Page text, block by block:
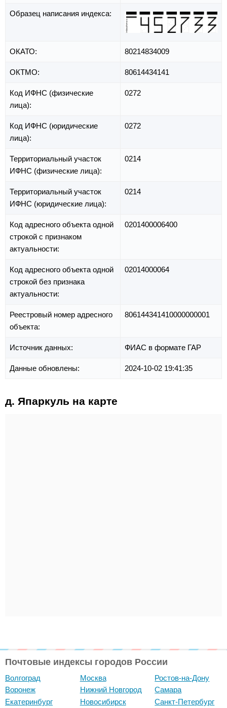
Образец написания индекса:
ОКАТО: 80214834009
ОКТМО: 80614434141
Код ИФНС (физические
лица):
0272
Код ИФНС (юридические
лица):
0272
Территориальный участок
ИФНС (физические лица):
0214
Территориальный участок
ИФНС (юридические лица):
0214
Код адресного объекта одной
строкой с признаком
актуальности:
0201400006400
Код адресного объекта одной
строкой без признака
актуальности:
02014000064
Реестровый номер адресного
объекта:
806144341410000000001
Источник данных: ФИАС в формате ГАР
Данные обновлены: 2024-10-02 19:41:35
д. Япаркуль на карте
Почтовые индексы городов России
Волгоград
Воронеж
Екатеринбург
Москва
Нижний Новгород
Новосибирск
Ростов-на-Дону
Самара
Санкт-Петербург